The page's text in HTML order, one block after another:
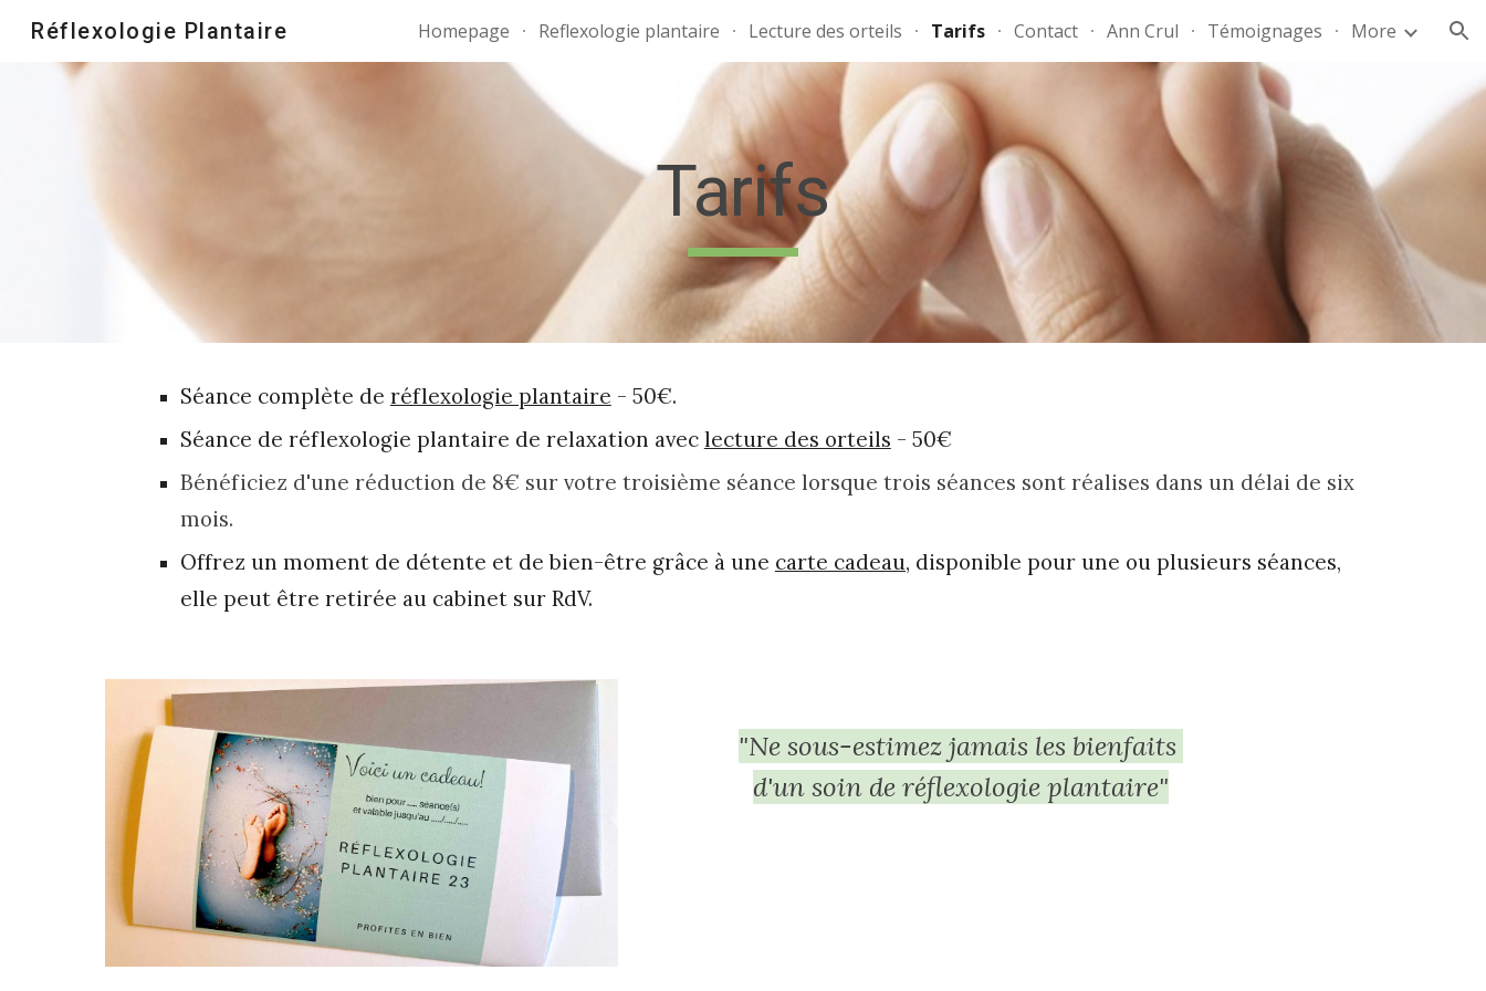
Skip to main content Skip to navigation
Réflexologie Plantaire Homepage Reflexologie plantaire Lecture des orteils Tarifs Contact Ann Crul Témoignages More
Tarifs
Séance complète de réflexologie plantaire - 50€.
Séance de réflexologie plantaire de relaxation avec lecture des orteils - 50€
Bénéficiez d'une réduction de 8€ sur votre troisième séance lorsque trois séances sont réalises dans un délai de six
mois.
Offrez un moment de détente et de bien-être grâce à une carte cadeau, disponible pour une ou plusieurs séances,
elle peut être retirée au cabinet sur RdV.
"Ne sous-estimez jamais les bienfaits
d'un soin de réflexologie plantaire"